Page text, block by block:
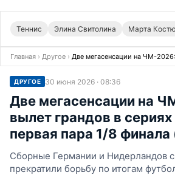
Теннис Элина Свитолина Марта
Главная › Другое › Две мегасенсации на ЧМ-2026:
ДРУГОЕ 30 июня 2026 · 08:36
Две мегасенсации на
вылет грандов в сериях
первая пара 1/8 финала
Сборные Германии и Нидерландов
прекратили борьбу по итогам